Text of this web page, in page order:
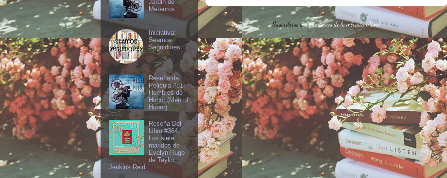
Suscribirse a:Comentarios de la entrada (Atom)
Jardin de
Meteoros
Iniciativa:
Seamos
Seguidores
Reseña de
Pelicula #81:
Hombres de
Honor (Men of
Honor)
Reseña Del
Libro #364:
Los siete
maridos de
Evelyn Hugo
de Taylor
Jenkins Reid